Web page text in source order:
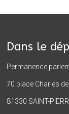
Dans le
Permanence
70 place Charles
81330 SAINT-